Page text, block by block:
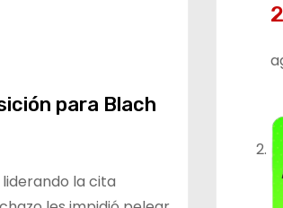
para Blach
la cita